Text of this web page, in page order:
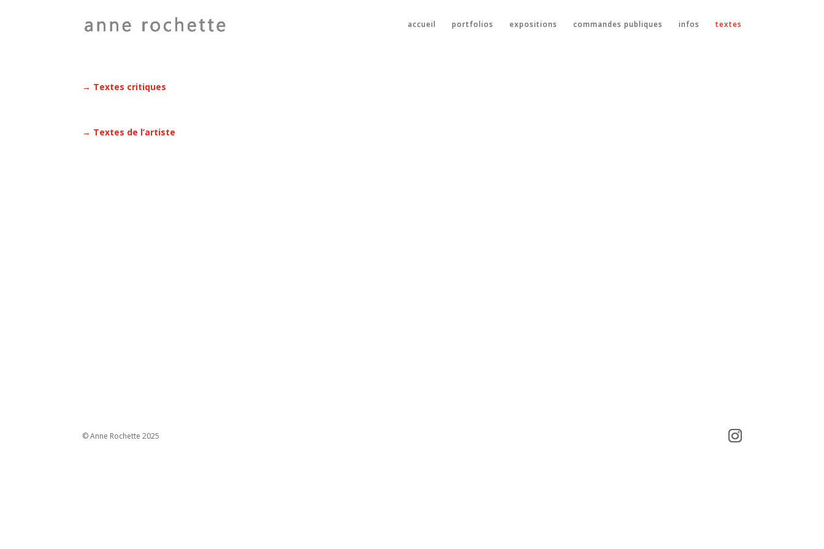
accueil portfolios expositions commandes publiques infos textes
→ Textes critiques
→ Textes de l’artiste
© Anne Rochette 2025